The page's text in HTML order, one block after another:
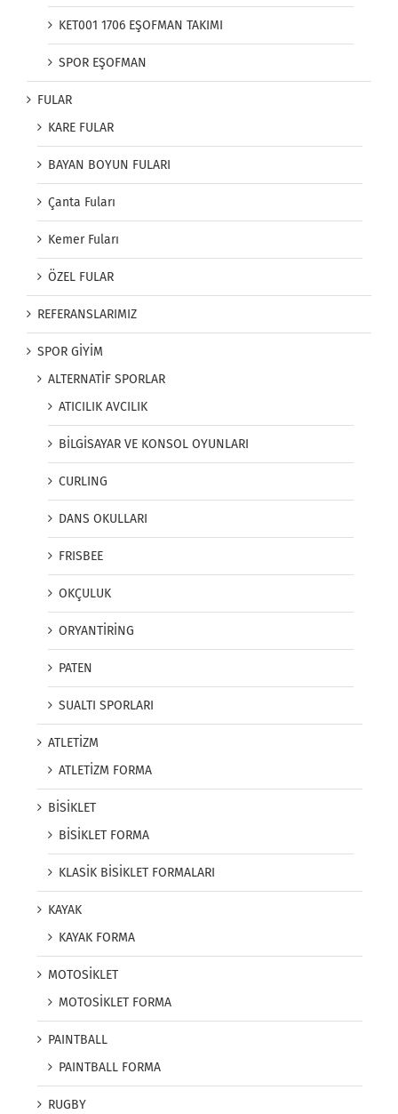
KET001 1706 EŞOFMAN TAKIMI
SPOR EŞOFMAN
FULAR
KARE FULAR
BAYAN BOYUN FULARI
Çanta Fuları
Kemer Fuları
ÖZEL FULAR
REFERANSLARIMIZ
SPOR GİYİM
ALTERNATİF SPORLAR
ATICILIK AVCILIK
BİLGİSAYAR VE KONSOL OYUNLARI
CURLING
DANS OKULLARI
FRISBEE
OKÇULUK
ORYANTİRİNG
PATEN
SUALTI SPORLARI
ATLETİZM
ATLETİZM FORMA
BİSİKLET
BİSİKLET FORMA
KLASİK BİSİKLET FORMALARI
KAYAK
KAYAK FORMA
MOTOSİKLET
MOTOSİKLET FORMA
PAINTBALL
PAINTBALL FORMA
RUGBY